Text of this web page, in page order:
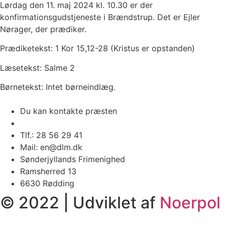
Lørdag den 11. maj 2024 kl. 10.30 er der
konfirmationsgudstjeneste i Brændstrup. Det er Ejler
Nørager, der prædiker.
Prædiketekst: 1 Kor 15,12-28 (Kristus er opstanden)
Læsetekst: Salme 2
Børnetekst: Intet børneindlæg.
Du kan kontakte præsten
Tlf.: 28 56 29 41
Mail: en@dlm.dk
Sønderjyllands Frimenighed
Ramsherred 13
6630 Rødding
© 2022 | Udviklet af Noerpol